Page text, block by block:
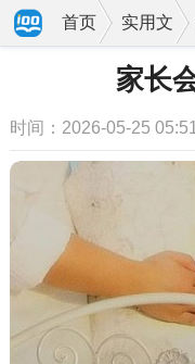
首页 实用文
家长
时间：2026-05-25